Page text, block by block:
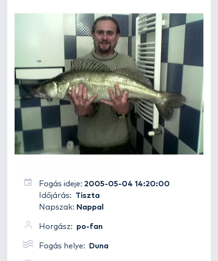
Fogás ideje: 2005-05-04 14:20:00
Időjárás:
Tiszta
Napszak: Nappal
Horgász: po-fan
Fogás helye: Duna